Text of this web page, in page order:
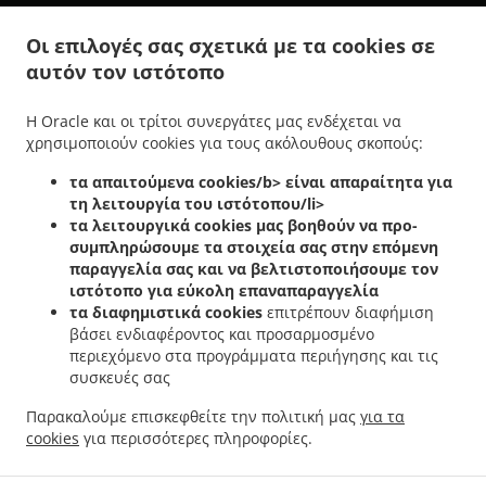
Οι επιλογές σας σχετικά με τα cookies σε
αυτόν τον ιστότοπο
Η Oracle και οι τρίτοι συνεργάτες μας ενδέχεται να
χρησιμοποιούν cookies για τους ακόλουθους σκοπούς:
τα απαιτούμενα cookies/b> είναι απαραίτητα για
τη λειτουργία του ιστότοπου/li>
τα λειτουργικά cookies μας βοηθούν να προ-
συμπληρώσουμε τα στοιχεία σας στην επόμενη
παραγγελία σας και να βελτιστοποιήσουμε τον
ιστότοπο για εύκολη επαναπαραγγελία
τα διαφημιστικά cookies επιτρέπουν διαφήμιση
βάσει ενδιαφέροντος και προσαρμοσμένο
περιεχόμενο στα προγράμματα περιήγησης και τις
συσκευές σας
Παρακαλούμε επισκεφθείτε την πολιτική μας για τα
cookies για περισσότερες πληροφορίες.
Αρχάγγελος
Κεµπάπ Delivery υπηρεσίες Λευκωσία Παρισσινός . Κεµπάπ Delivery
υπηρεσίες Λευκωσία
.
Κεµπάπ Delivery υπηρεσίες Στρόβολος Ιστορικός Πυρήνας
υπηρεσίες Στρόβολος
. Κεµπάπ Delivery υπηρεσίες Λακατάμια Κάτω Λακατάμια
Κεµπάπ Delivery υπηρεσίες Λακατάμια Μακεδονίτισσα . Κεµπάπ Delivery υπηρεσίες
Λακατάμια Αρχάγγελος . Κεµπάπ Delivery υπηρεσίες Λακατάμια Ανθούπολη . Κεµπάπ
Delivery υπηρεσίες Λακατάμια
Κεµπάπ Delivery υπηρεσίες Μακεδονίτισσα
Delivery υπηρεσίες Paralimni Παρισσινός . Κεµπάπ Delivery υπηρεσίες Paralimni
Κεµπάπ Delivery υπηρεσίες Strovolos Παρισσινός
.
Κεµπάπ Delivery υπηρεσίες
. Κεµπάπ Delivery υπηρεσίες Lakadamya Αρχάγγελος .
υπηρεσίες Lakadamya . Κεµπάπ Delivery υπηρεσίες Lakatameia . Κεµπάπ Delivery
υπηρεσίες Nicosia Παρισσινός . Κεµπάπ Delivery υπηρεσίες Nicosia
υπηρεσίες Lakatamia Riviera
. Κεµπάπ Delivery υπηρεσίες Lakatamia .
Κεµπάπ
Κεµπάπ Delivery υπηρεσίες Engomi̇ Lefkoşa Μακεδονίτισσα
.
Κεµπάπ Delivery
υπηρεσίες Engomi̇ Lefkoşa
. Ελληνική Delivery φαγητού
Παράδοση φαγητού Takeaway